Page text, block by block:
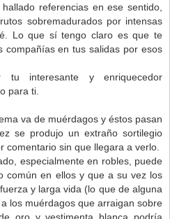
referencias en ese sentido,
sobremadurados por intensas
Lo que sí tengo claro es que te
compañías en tus salidas por esos
tu interesante y enriquecedor
para ti.
va de muérdagos y éstos pasan
se produjo un extraño sortilegio
comentario sin que llegara a verlo.
especialmente en robles, puede
común en ellos y que a su vez los
y larga vida (lo que de alguna
los muérdagos que arraigan sobre